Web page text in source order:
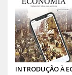
INTRODUÇÃO À